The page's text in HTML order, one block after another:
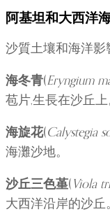
阿基坦和大西洋
沙質土壤和海洋影
海冬青(Eryngium
苞片,生長在沙丘上
海旋花(Calystegia
海灘沙地。
沙丘三色堇( Viola
大西洋沿岸的沙丘